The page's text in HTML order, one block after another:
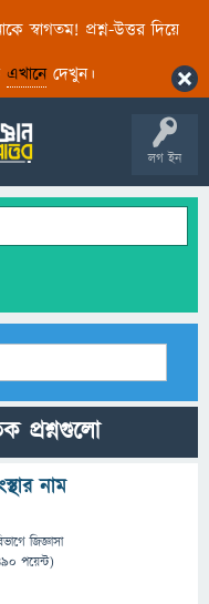
স্বাগতম! প্রশ্ন-উত্তর দিয়ে
এখানেদেখুন।
লগ ইন
প্রশ্নগুলো
নাম
জিজ্ঞাসা
পয়েন্ট)